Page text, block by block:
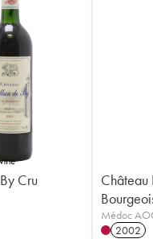
Cru
Château
Médoc
2002